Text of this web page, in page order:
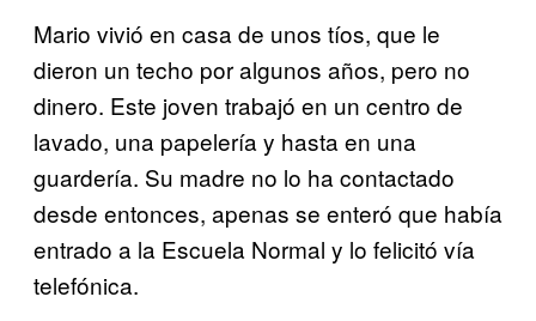
Mario vivió en casa de unos tíos, que le
dieron un techo por algunos años, pero no
dinero. Este joven trabajó en un centro de
lavado, una papelería y hasta en una
guardería. Su madre no lo ha contactado
desde entonces, apenas se enteró que había
entrado a la Escuela Normal y lo felicitó vía
telefónica.